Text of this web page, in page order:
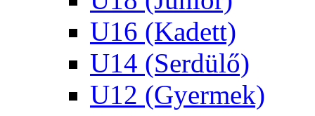
U16 (Kadett)
U14 (Serdülő)
U12 (Gyermek)